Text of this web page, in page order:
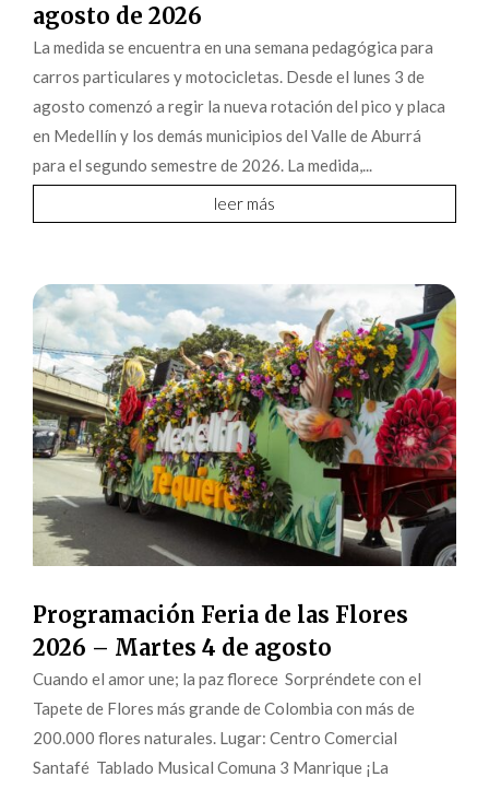
agosto de 2026
La medida se encuentra en una semana pedagógica para
carros particulares y motocicletas. Desde el lunes 3 de
agosto comenzó a regir la nueva rotación del pico y placa
en Medellín y los demás municipios del Valle de Aburrá
para el segundo semestre de 2026. La medida,...
leer más
Programación Feria de las Flores
2026 – Martes 4 de agosto
Cuando el amor une; la paz florece Sorpréndete con el
Tapete de Flores más grande de Colombia con más de
200.000 flores naturales. Lugar: Centro Comercial
Santafé Tablado Musical Comuna 3 Manrique ¡La